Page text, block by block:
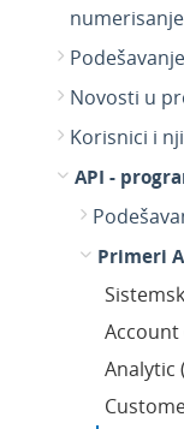
Novosti u
Korisnici i
API -
Primeri
Account
Analytic